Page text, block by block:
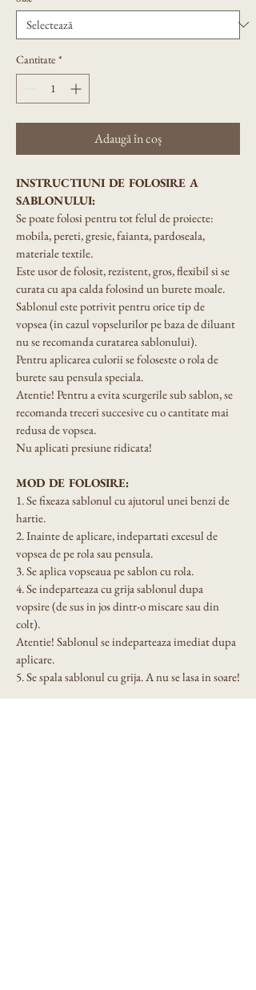
Cantitate *
Adaugă în coș
INSTRUCTIUNI DE FOLOSIRE A
SABLONULUI:
Se poate folosi pentru tot felul de proiecte:
mobila, pereti, gresie, faianta, pardoseala,
materiale textile.
Este usor de folosit, rezistent, gros, flexibil si se
curata cu apa calda folosind un burete moale.
Sablonul este potrivit pentru orice tip de
vopsea (in cazul vopselurilor pe baza de diluant
nu se recomanda curatarea sablonului).
Pentru aplicarea culorii se foloseste o rola de
burete sau pensula speciala.
Atentie! Pentru a evita scurgerile sub sablon, se
recomanda treceri succesive cu o cantitate mai
redusa de vopsea.
Nu aplicati presiune ridicata!
MOD DE FOLOSIRE:
1. Se fixeaza sablonul cu ajutorul unei benzi de
hartie.
2. Inainte de aplicare, indepartati excesul de
vopsea de pe rola sau pensula.
3. Se aplica vopseaua pe sablon cu rola.
4. Se indeparteaza cu grija sablonul dupa
vopsire (de sus in jos dintr-o miscare sau din
colt).
Atentie! Sablonul se indeparteaza imediat dupa
aplicare.
5. Se spala sablonul cu grija. A nu se lasa in soare!